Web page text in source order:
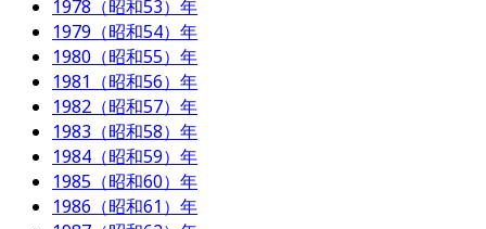
1978（昭和53）年
1979（昭和54）年
1980（昭和55）年
1981（昭和56）年
1982（昭和57）年
1983（昭和58）年
1984（昭和59）年
1985（昭和60）年
1986（昭和61）年